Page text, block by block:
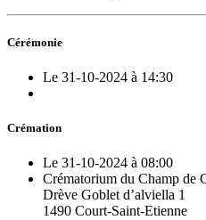
Cérémonie
Le 31-10-2024 à 14:30
Crémation
Le 31-10-2024 à 08:00
Crématorium du Champ de
Drève Goblet d’alviella 1
1490 Court-Saint-Etienne